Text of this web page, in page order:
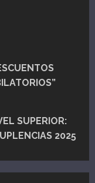
SUPERIOR:
2025